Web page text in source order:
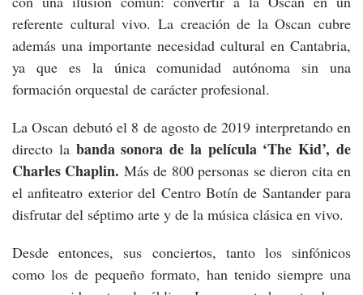
referente cultural vivo. La creación de la Oscan cubre
además una importante necesidad cultural en Cantabria,
ya que es la única comunidad autónoma sin una
formación orquestal de carácter profesional.
La Oscan debutó el 8 de agosto de 2019 interpretando en
directo la banda sonora de la película ‘The Kid’, de
Charles Chaplin. Más de 800 personas se dieron cita en
el anfiteatro exterior del Centro Botín de Santander para
disfrutar del séptimo arte y de la música clásica en vivo.
Desde entonces, sus conciertos, tanto los sinfónicos
como los de pequeño formato, han tenido siempre una